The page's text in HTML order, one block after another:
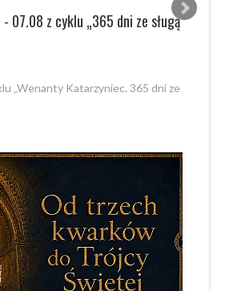
07.08 z cyklu „365 dni ze sługą
„Wenanty Katarzyniec. 365 dni ze